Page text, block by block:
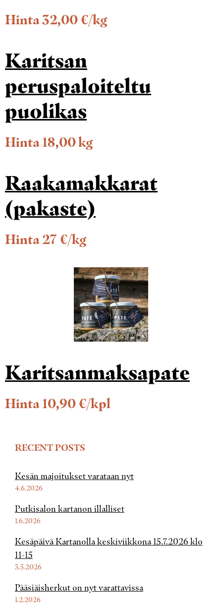
Hinta 32,00 €/kg
Karitsan
peruspaloiteltu
puolikas
Hinta 18,00 kg
Raakamakkarat
(pakaste)
Hinta 27 €/kg
Karitsanmaksapate
Hinta 10,90 €/kpl
RECENT POSTS
Kesän majoitukset varataan nyt
4.6.2026
Putkisalon kartanon illalliset
1.6.2026
Kesäpäivä Kartanolla keskiviikkona 15.7.2026 klo
11-15
3.5.2026
Pääsiäisherkut on nyt varattavissa
1.2.2026